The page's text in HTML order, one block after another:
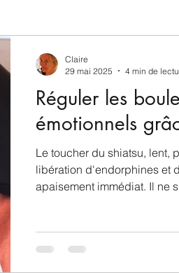
Réguler les
émotionnels
Le toucher du shiatsu, lent,
libération d'endorphines et
apaisement immédiat. Il ne
Claire
29 mai 2025
4 min de